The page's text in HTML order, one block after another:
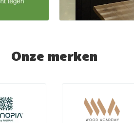
Onze merken